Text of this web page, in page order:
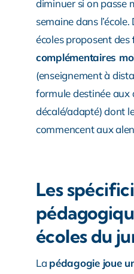
diminuer si on passe
semaine dans
écoles proposent des
complémentaires
(enseignement à
formule destinée aux
décalé/adapté) dont
commencent aux
Les
écoles du
La pédagogie joue